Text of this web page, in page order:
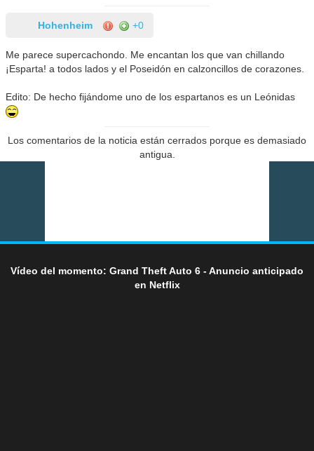
Hohenheim +0
Me parece supercachondo. Me encantan los que van chillando
¡Esparta! a todos lados y el Poseidón en calzoncillos de corazones.
Edito: De hecho fijándome uno de los espartanos es un Leónidas
Los comentarios de la noticia están cerrados porque es demasiado
antigua.
Vídeo del momento: Grand Theft Auto 6 - Anuncio anticipado
en Netflix